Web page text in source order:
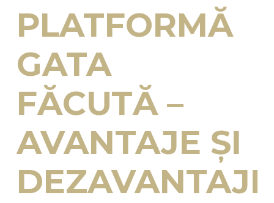
PLATFORMĂ
GATA
FĂCUTĂ –
AVANTAJE ȘI
DEZAVANTAJE